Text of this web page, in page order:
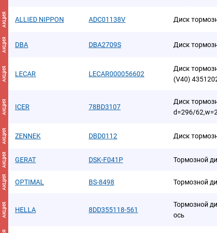
АКЦИЯ ALLIED NIPPON ADC01138V Диск
АКЦИЯ DBA DBA2709S Диск
АКЦИЯ LECAR LECAR000056602
Диск
(V40)
АКЦИЯ ICER 78BD3107
Диск
d=296/
АКЦИЯ ZENNEK DBD0112 Диск
АКЦИЯ GERAT DSK-F041P Тормозной
АКЦИЯ OPTIMAL BS-8498 Тормозной
АКЦИЯ HELLA 8DD355118-561
Тормозной
ось